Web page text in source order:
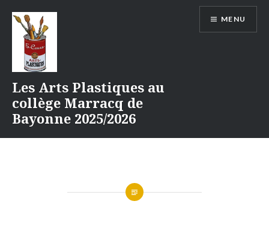
contenu
Les Arts Plastiques au
collège Marracq de
Bayonne 2025/2026
MENU